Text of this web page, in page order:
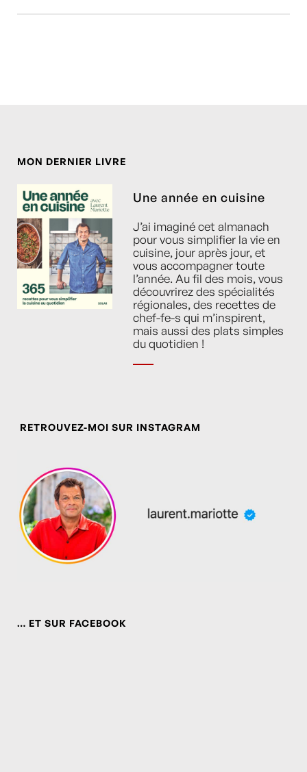
MON DERNIER LIVRE
Une année en cuisine
J’ai imaginé cet almanach
pour vous simplifier la vie en
cuisine, jour après jour, et
vous accompagner toute
l’année. Au fil des mois, vous
découvrirez des spécialités
régionales, des recettes de
chef-fe-s qui m’inspirent,
mais aussi des plats simples
du quotidien !
RETROUVEZ-MOI SUR INSTAGRAM
… ET SUR FACEBOOK